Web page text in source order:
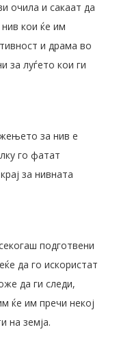
очила и сакаат да
кои ќе им
и драма во
за луѓето кои ги
за нив е
го фатат
за нивната
подготвени
да го искористат
да ги следи,
ќе им пречи некој
на земја.